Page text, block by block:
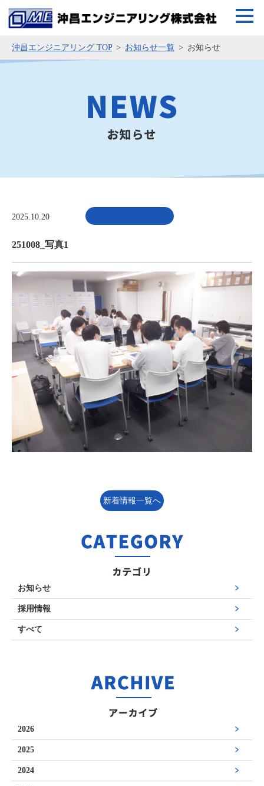
沖昌エンジニアリング TOP お知らせ一覧 お知らせ
2025.10.20
251008_写真1
新着情報一覧へ
お知らせ
採用情報
すべて
2026
2025
2024